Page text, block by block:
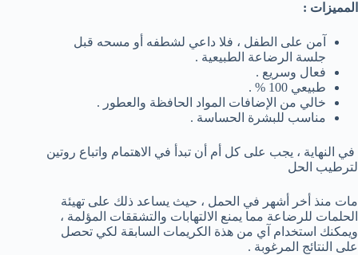
المميزات :
آمن على الطفل ، فلا داعي لشطفه أو مسحه قبل
جلسة الرضاعة الطبيعية .
فعال وسريع .
طبيعي 100 % .
خالي من الإضافات المواد الحافظة والعطور .
مناسب للبشرة الحساسة .
في النهاية ، يجب على كل أم أن تبدأ في الاهتمام واتباع روتين
لترطيب الحل
مات منذ أخر أشهر في الحمل ، حيث يساعد ذلك على تهيئة
الحلمات للرضاعة مما يمنع الالتهابات والتشققات المؤلمة ،
ويمكنك استخدام آي من هذة الكريمات السابقة لكي تحصل
على النتائج المرغوبة .